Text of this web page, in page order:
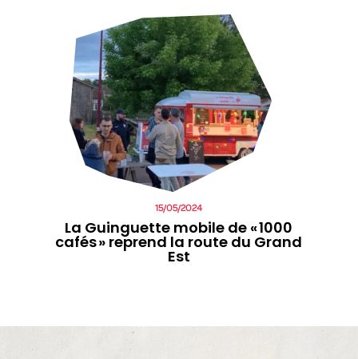
La Guinguette mobile de « 1000
cafés » reprend la route du Grand
Est
15/05/2024